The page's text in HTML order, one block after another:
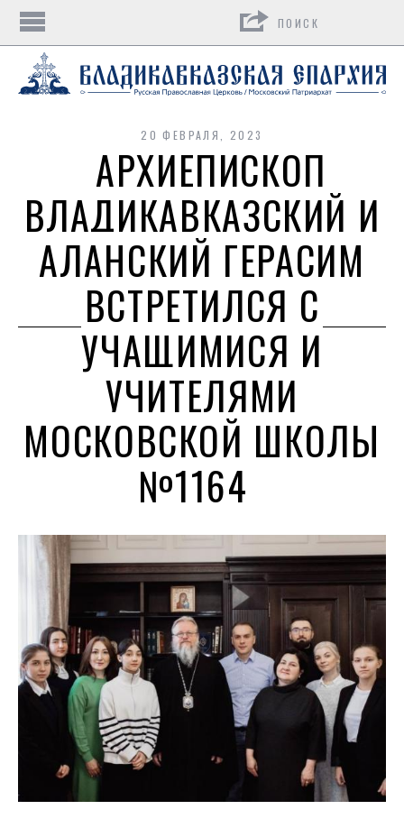
20 ФЕВРАЛЯ, 2023
АРХИЕПИСКОП
ВЛАДИКАВКАЗСКИЙ И
АЛАНСКИЙ ГЕРАСИМ
ВСТРЕТИЛСЯ С
УЧАЩИМИСЯ И
УЧИТЕЛЯМИ
МОСКОВСКОЙ ШКОЛЫ
№1164